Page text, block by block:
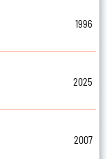
1996
2025
2007